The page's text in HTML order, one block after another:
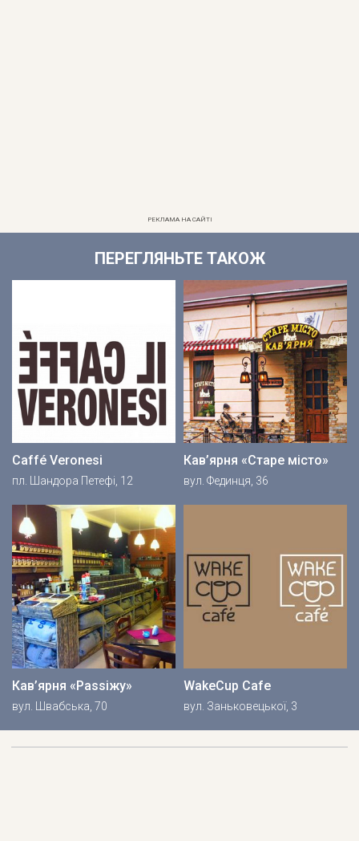
РЕКЛАМА НА САЙТІ
ПЕРЕГЛЯНЬТЕ ТАКОЖ
Caffé Veronesi
пл. Шандора Петефі, 12
Кав’ярня «Старе місто»
вул. Фединця, 36
Кав’ярня «Passiжу»
вул. Швабська, 70
WakeCup Cafe
вул. Заньковецької, 3